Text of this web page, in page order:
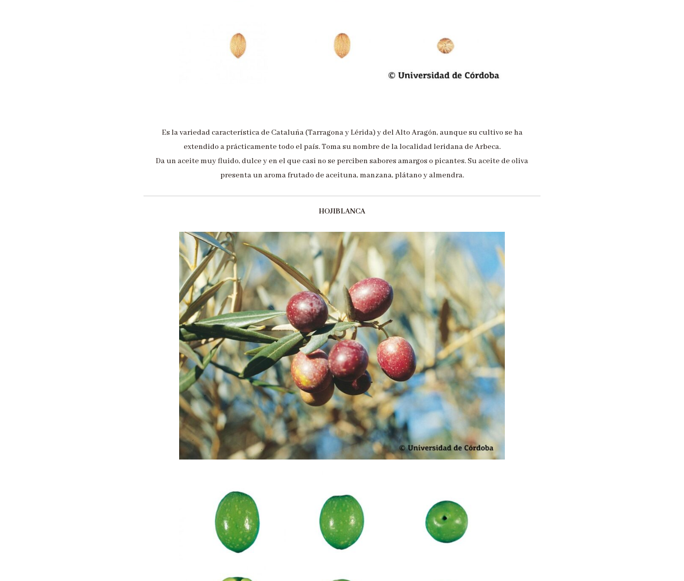
Es la variedad característica de Cataluña (Tarragona y Lérida) y del Alto Aragón, aunque su cultivo se ha
extendido a prácticamente todo el país. Toma su nombre de la localidad leridana de Arbeca.
Da un aceite muy fluido, dulce y en el que casi no se perciben sabores amargos o picantes. Su aceite de oliva
presenta un aroma frutado de aceituna, manzana, plátano y almendra.
HOJIBLANCA